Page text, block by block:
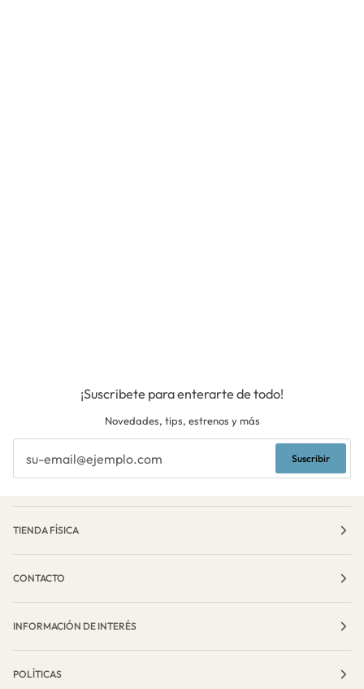
¡Suscribete para enterarte de todo!
Novedades, tips, estrenos y más
Suscribir
TIENDA FÍSICA
CONTACTO
INFORMACIÓN DE INTERÉS
POLÍTICAS